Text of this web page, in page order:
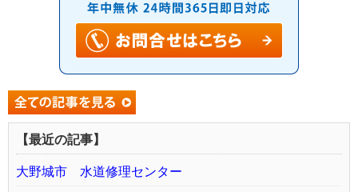
【最近の記事】
大野城市 水道修理センター